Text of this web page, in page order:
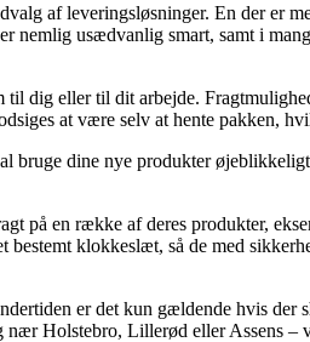
af leveringsløsninger. En der er
nemlig usædvanlig smart, samt i
dig eller til dit arbejde.
at være selv at hente pakken,
bruge dine nye produkter
på en række af deres produkter,
klokkeslæt, så de med
er det kun gældende hvis der
nær Holstebro, Lillerød eller Assens